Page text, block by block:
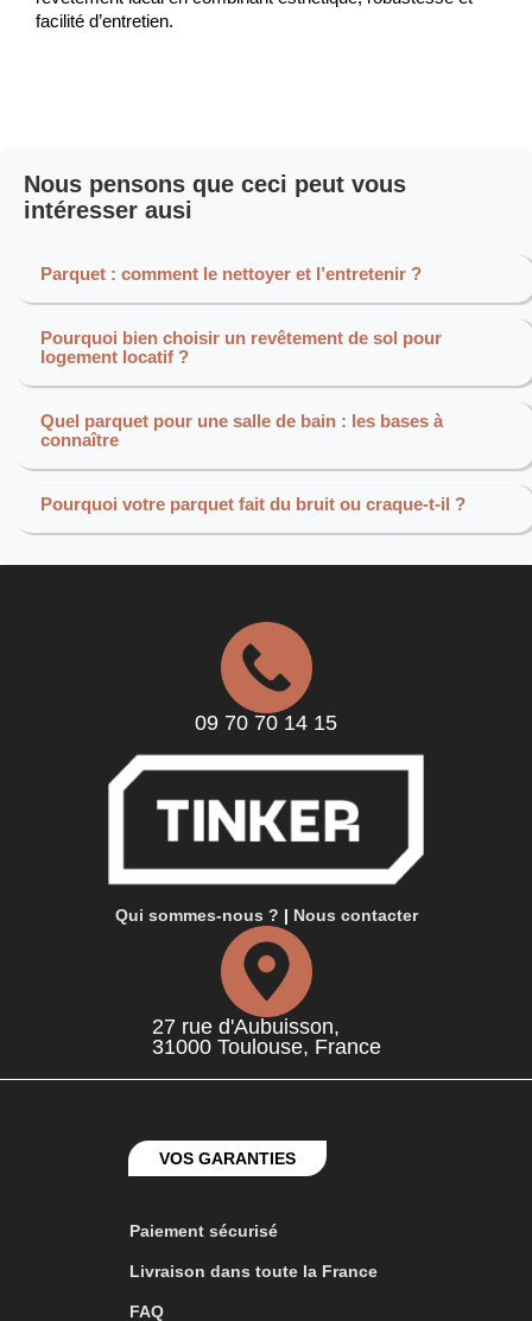
facilité d’entretien.
Nous pensons que ceci peut vous
intéresser ausi
Parquet : comment le nettoyer et l’entretenir ?
Pourquoi bien choisir un revêtement de sol pour
logement locatif ?
Quel parquet pour une salle de bain : les bases à
connaître
Pourquoi votre parquet fait du bruit ou craque-t-il ?
09 70 70 14 15
Qui sommes-nous ? | Nous contacter
27 rue d'Aubuisson,
31000 Toulouse, France
VOS GARANTIES
Paiement sécurisé
Livraison dans toute la France
FAQ